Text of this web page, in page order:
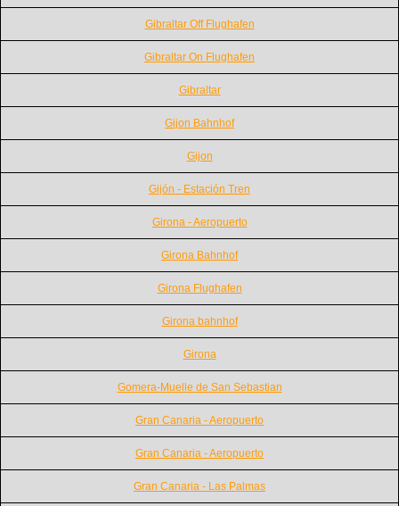
Gibraltar Off Flughafen
Gibraltar On Flughafen
Gibraltar
Gijon Bahnhof
Gijon
Gijón - Estación Tren
Girona - Aeropuerto
Girona Bahnhof
Girona Flughafen
Girona bahnhof
Girona
Gomera-Muelle de San Sebastian
Gran Canaria - Aeropuerto
Gran Canaria - Aeropuerto
Gran Canaria - Las Palmas